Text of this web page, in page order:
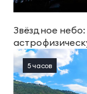
Звёздное
5 часов